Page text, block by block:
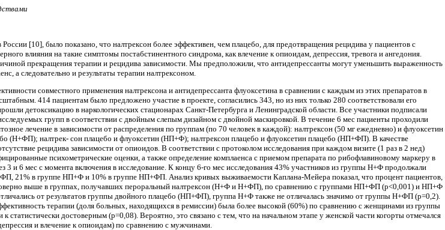
[10], было показано, что налтрексон более эффекти­вен, чем плацебо, для предотвращения рецидива у пациентов с
влияния на такие симптомы постабстинентного синдрома, как влече­ние к опиоидам, депрессия, тревога и ангедония.
прекращения терапии и реци­дива зависимости. Мы предположили, что антиде­прессанты могут уменьшить выраженность
а следовательно и результаты терапии налтрексоном.
совместного приме­нения налтрексона и антидепрессанта флуоксетина в сравнении с каждым из этих препаратов в
414 пациентам было предложе­но участие в проекте, согласились 343, но из них только 280 соответствовали его
детоксикацию в наркологических стацио­нарах Санкт-Петербурга и Ленинградской области. Все участники подписали
групп в соответствии с двойным слепым дизай­ном с двойной маскировкой. В течение 6 мес паци­енты проходили
лечение в зависимости от распределения по группам (по 70 че­ловек в каждой): налтрексон (50 мг ежедневно) и флуоксетин
(Н+ФП); налтрек- сон плацебо и флуоксетин (НП+Ф); налтрексон плацебо и флуоксетин плацебо (НП+ФП). В каче­стве
рецидива зависимо­сти от опиоидов. В соответствии с протоколом ис­следования при каждом визите (1 раз в 2 нед)
психометрические оцен­ки, а также определение комплаенса с приемом препарата по рибофлавиновому маркеру в
3 и 6 мес с момента включения в исследо­вание. К концу 6-го мес исследования 43% участни­ков из группы Н+Ф продолжали
21% в группе НП+Ф и 10% в группе НП+ФП. Анализ кривых выживаемости Каплана-Мейера показал, что процент пациентов,
выше в группах, получавших пероральный налтрексон (Н+Ф и Н+ФП), по сравнению с группами НП+ФП (p<0,001) и НП+Ф
от результатов группы двойного пла­цебо (НП+ФП), группа Н+Ф также не отличалась значимо от группы Н+ФП (p=0,2).
терапии (доля больных, находящих­ся в ремиссии) была более высокой (60%) по сравне­нию с женщинами из группы
достоверным (p=0,08). Вероятно, это связано с тем, что на начальном этапе у женской ча­сти когорты отмечался
и влечение к опиоидам) по сравнению с мужчинами.